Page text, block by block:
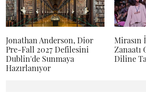
Jonathan Anderson, Dior
Pre-Fall 2027 Defilesini
Dublin'de Sunmaya
Hazırlanıyor
Mirasın
Zanaatı
Diline